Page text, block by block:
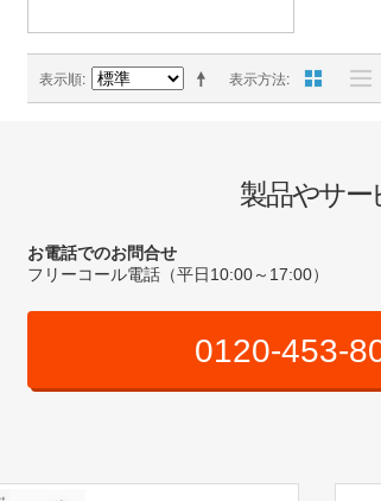
表示方法
表示順
製品やサ
お電話でのお問合せ
フリーコール電話（平日10:00～17:00）
0120-453-